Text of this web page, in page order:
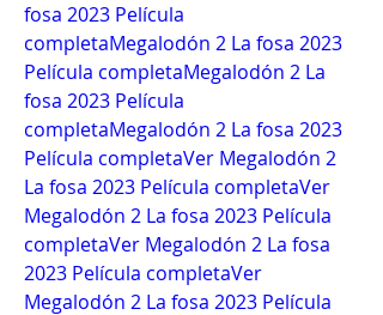
fosa 2023 Película
completaMegalodón 2 La fosa 2023
Película completaMegalodón 2 La
fosa 2023 Película
completaMegalodón 2 La fosa 2023
Película completaVer Megalodón 2
La fosa 2023 Película completaVer
Megalodón 2 La fosa 2023 Película
completaVer Megalodón 2 La fosa
2023 Película completaVer
Megalodón 2 La fosa 2023 Película